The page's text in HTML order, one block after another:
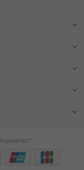




